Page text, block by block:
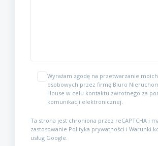
Wyrażam zgodę na przetwarzanie
osobowych przez firmę Biuro
House w celu kontaktu zwrotnego za
komunikacji elektronicznej.
Ta strona jest chroniona przez reCAPTCHA i
zastosowanie Polityka prywatności i Warunki
usług Google.